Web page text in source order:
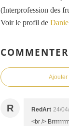
(Interprofession des
Voir le profil de
Ajouter
R RedArt 24/
<br />